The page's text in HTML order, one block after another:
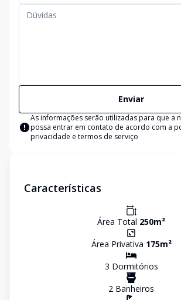
Enviar
As informações serão utilizadas para que a
possa entrar em contato de acordo com a
privacidade e termos de serviço
Características
Área Total 250m²
Área Privativa 175m²
3 Dormitórios
2 Banheiros